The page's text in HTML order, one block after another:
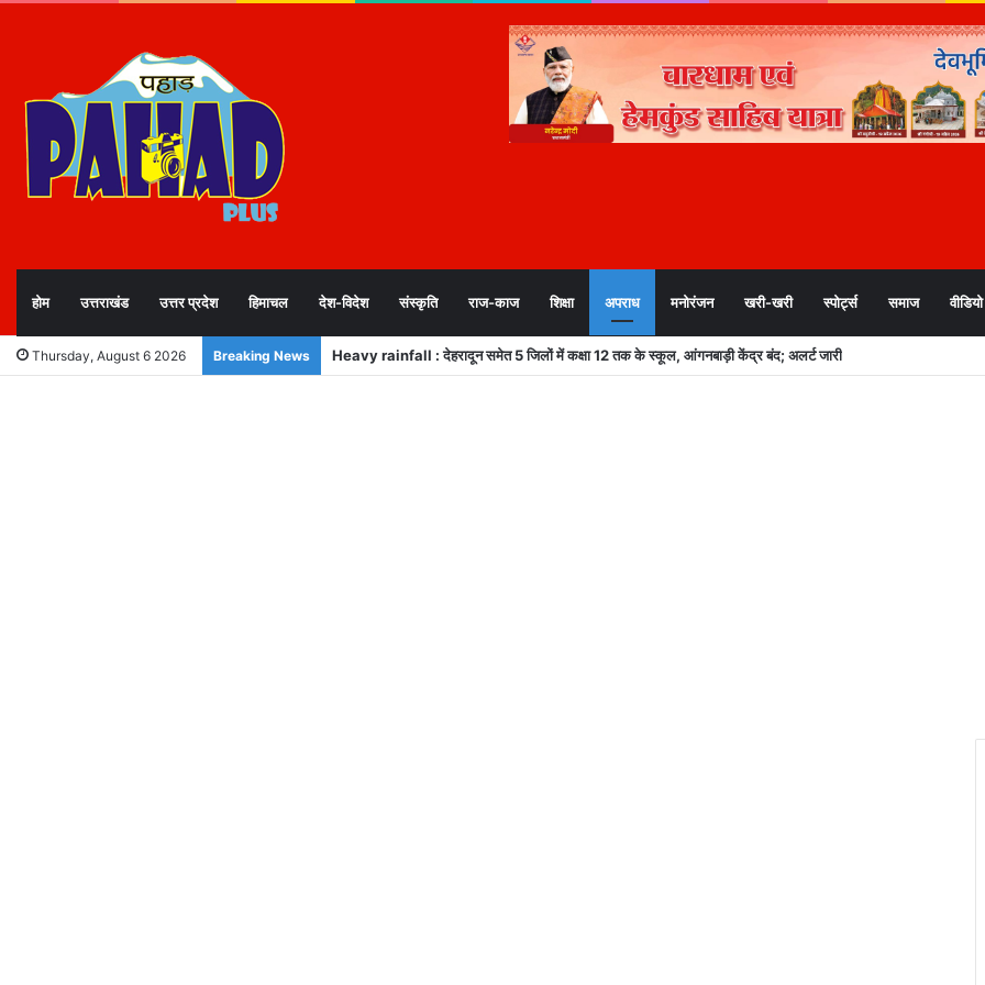
होम उत्तराखंड उत्तर प्रदेश हिमाचल देश-विदेश संस्कृति राज-काज शिक्षा अपराध मनोरंजन खरी-खरी स्पोर्ट्स समाज वीडियो
Thursday, August 6 2026 Breaking News MDDA बोर्ड बैठक: 25 विकास प्रस्ताव मंजूर, लैण्ड पूलिंग, पर्यटन, औद्योगिक भवन और व्यावसायिक परियोजनाओं पर हुए अहम फैसले